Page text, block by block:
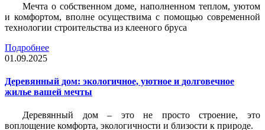
Мечта о собственном доме, наполненном теплом, уютом
и комфортом, вполне осуществима с помощью современной
технологии строительства из клееного бруса
Подробнее
01.09.2025
Деревянный дом: экологичное, уютное и долговечное
жилье вашей мечты
Деревянный дом – это не просто строение, это
воплощение комфорта, экологичности и близости к природе.